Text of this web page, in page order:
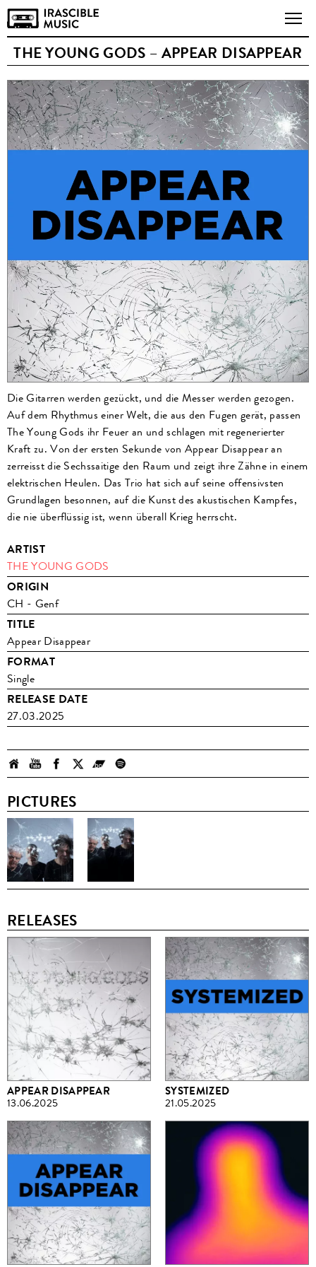
THE YOUNG GODS – APPEAR DISAPPEAR
Die Gitarren werden gezückt, und die Messer werden gezogen.
Auf dem Rhythmus einer Welt, die aus den Fugen gerät, passen
The Young Gods ihr Feuer an und schlagen mit regenerierter
Kraft zu. Von der ersten Sekunde von Appear Disappear an
zerreisst die Sechssaitige den Raum und zeigt ihre Zähne in einem
elektrischen Heulen. Das Trio hat sich auf seine offensivsten
Grundlagen besonnen, auf die Kunst des akustischen Kampfes,
die nie überflüssig ist, wenn überall Krieg herrscht.
ARTIST
THE YOUNG GODS
ORIGIN
CH - Genf
TITLE
Appear Disappear
FORMAT
Single
RELEASE DATE
27.03.2025
PICTURES
RELEASES
APPEAR DISAPPEAR
13.06.2025
SYSTEMIZED
21.05.2025